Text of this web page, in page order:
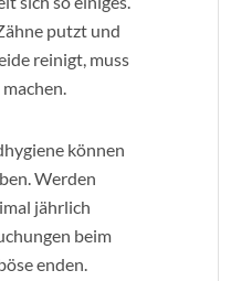
putzt und
reinigt, muss
können
Werden
jährlich
beim
enden.